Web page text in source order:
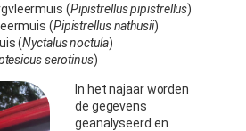
(Pipistrellus pipistrellus)
(Pipistrellus nathusii)
(Nyctalus noctula)
serotinus)
In het najaar worden
de gegevens
geanalyseerd en